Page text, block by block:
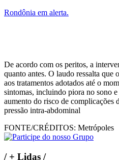
Rondônia em alerta.
De acordo com os peritos, a
quanto antes. O laudo ressalta que
aos tratamentos adotados até o
sintomas, incluindo piora no sono
aumento do risco de complicações
pressão intra-abdominal
FONTE/CRÉDITOS: Metrópoles
/+ Lidas /